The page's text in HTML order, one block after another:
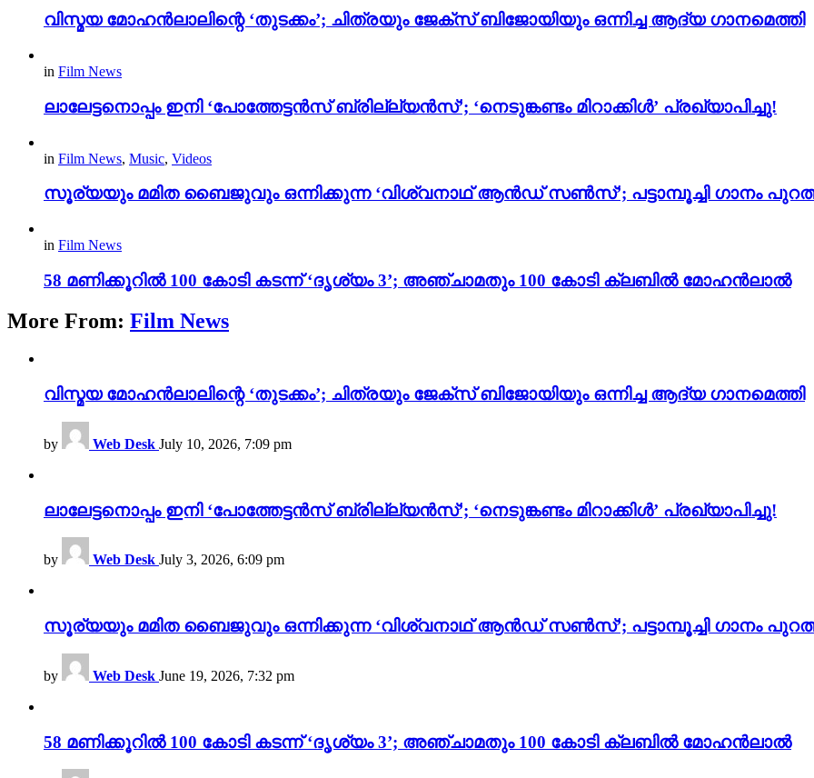
വിസ്മയ മോഹൻലാലിന്റെ ‘തുടക്കം’; ചിത്രയും ജേക്സ് ബിജോയിയും ഒന്നിച്ച ആദ്യ ഗാനമെത്തി
in Film News
ലാലേട്ടനൊപ്പം ഇനി ‘പോത്തേട്ടൻസ് ബ്രില്ല്യൻസ്’; ‘നെടുങ്കണ്ടം മിറാക്കിൾ’ പ്രഖ്യാപിച്ചു!
in Film News, Music, Videos
സൂര്യയും മമിത ബൈജുവും ഒന്നിക്കുന്ന ‘വിശ്വനാഥ് ആൻഡ് സൺസ്’; പട്ടാമ്പൂച്ചി ഗാനം
in Film News
58 മണിക്കൂറിൽ 100 കോടി കടന്ന് ‘ദൃശ്യം 3’; അഞ്ചാമതും 100 കോടി ക്ലബിൽ മോഹൻലാൽ
More From: Film News
വിസ്മയ മോഹൻലാലിന്റെ ‘തുടക്കം’; ചിത്രയും ജേക്സ് ബിജോയിയും ഒന്നിച്ച ആദ്യ ഗാനമെത്തി
by Web Desk July 10, 2026, 7:09 pm
ലാലേട്ടനൊപ്പം ഇനി ‘പോത്തേട്ടൻസ് ബ്രില്ല്യൻസ്’; ‘നെടുങ്കണ്ടം മിറാക്കിൾ’ പ്രഖ്യാപിച്ചു!
by Web Desk July 3, 2026, 6:09 pm
സൂര്യയും മമിത ബൈജുവും ഒന്നിക്കുന്ന ‘വിശ്വനാഥ് ആൻഡ് സൺസ്’; പട്ടാമ്പൂച്ചി ഗാനം
by Web Desk June 19, 2026, 7:32 pm
58 മണിക്കൂറിൽ 100 കോടി കടന്ന് ‘ദൃശ്യം 3’; അഞ്ചാമതും 100 കോടി ക്ലബിൽ മോഹൻലാൽ